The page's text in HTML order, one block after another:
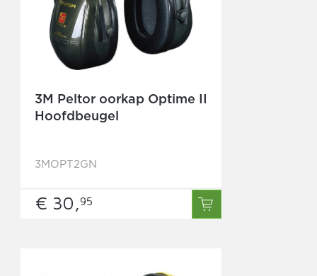
3M Peltor oorkap Optime II
Hoofdbeugel
3MOPT2GN
€ 30,95